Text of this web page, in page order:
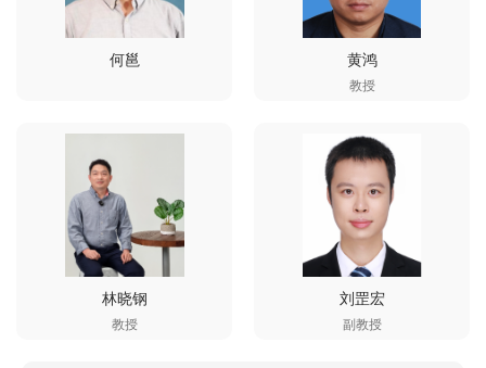
何邕 黄鸿
教授
林晓钢
教授
刘罡宏
副教授